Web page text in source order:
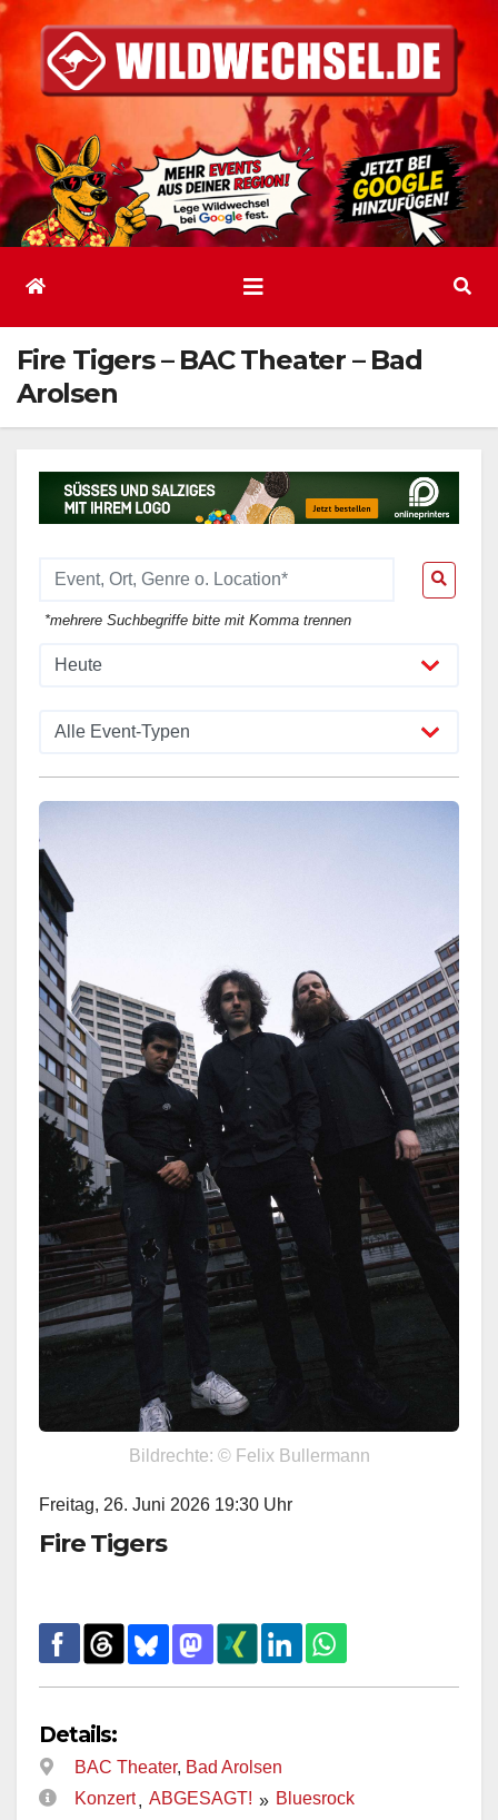
Inhalt
springen
Fire Tigers – BAC Theater – Bad
Arolsen
*mehrere Suchbegriffe bitte mit Komma trennen
Bildrechte: © Felix Bullermann
Freitag, 26. Juni 2026 19:30 Uhr
Fire Tigers
Details:
BAC Theater, Bad Arolsen
Konzert, ABGESAGT! » Bluesrock